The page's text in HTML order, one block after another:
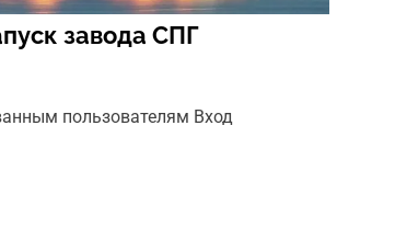
завода СПГ
пользователям Вход